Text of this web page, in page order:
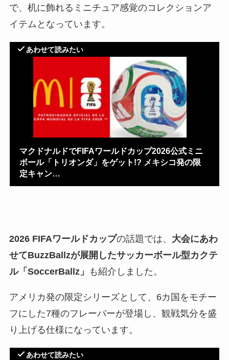
で、机に飾れるミニチュア感覚のコレクションア
イテムとなっています。
あわせて読みたい
マクドナルドでFIFAワールドカップ2026公式ミニ
ボール「トリオンダ」をゲット!? メキシコ発の限
定キャン…
2026 FIFAワールドカップの話題では、 大会にあわ
せてBuzzBallzが展開したサッカーボール型カクテ
ル「SoccerBallz」
も紹介しました。
アメリカ発の限定シリーズとして、6カ国をモチー
フにした7種のフレーバーが登場し、観戦気分を盛
り上げる仕様になっています。
あわせて読みたい